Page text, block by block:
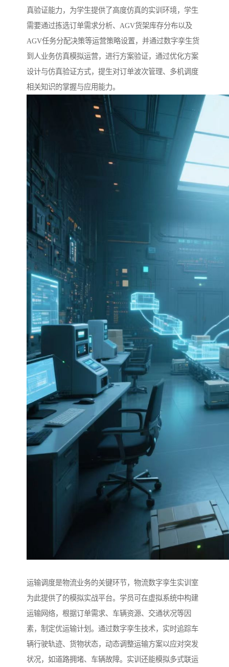
真验证能力，为学生提供了高度仿真的实训环境，学生
需要通过拣选订单需求分析、AGV货架库存分布以及
AGV任务分配决策等运营策略设置，并通过数字孪生货
到人业务仿真模拟运营，进行方案验证，通过优化方案
设计与仿真验证方式，提生对订单波次管理、多机调度
相关知识的掌握与应用能力。
运输调度是物流业务的关键环节，物流数字孪生实训室
为此提供了的模拟实战平台。学员可在虚拟系统中构建
运输网络，根据订单需求、车辆资源、交通状况等因
素，制定优运输计划。通过数字孪生技术，实时追踪车
辆行驶轨迹、货物状态，动态调整运输方案以应对突发
状况，如道路拥堵、车辆故障。实训还能模拟多式联运